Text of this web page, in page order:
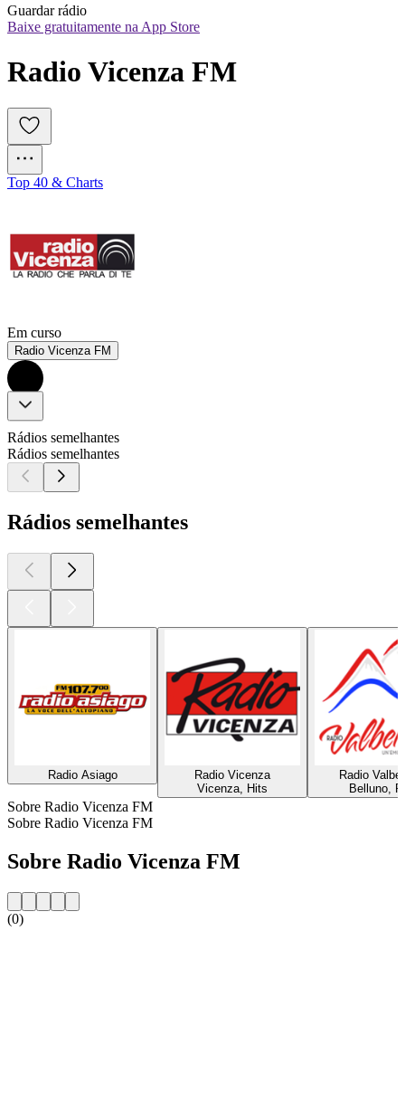
Guardar rádio
Baixe gratuitamente na App Store
Radio Vicenza FM
Top 40 & Charts
Em curso
Radio Vicenza FM
Rádios semelhantes
Rádios semelhantes
Rádios semelhantes
Radio Asiago
Radio Vicenza
Vicenza, Hits
Radio
Belluno,
Sobre Radio Vicenza FM
Sobre Radio Vicenza FM
Sobre Radio Vicenza FM
(0)